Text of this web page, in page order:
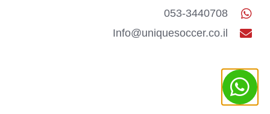
053-3440708
Info@uniquesoccer.co.il